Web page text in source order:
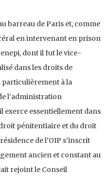
barreau de Paris et, comme
en intervenant en prison
dont il fut le vice-
dans les droits de
particulièrement à la
l’administration
exerce essentiellement dans
pénitentiaire et du droit
de l’OIP s’inscrit
ancien et constant au
rejoint le Conseil